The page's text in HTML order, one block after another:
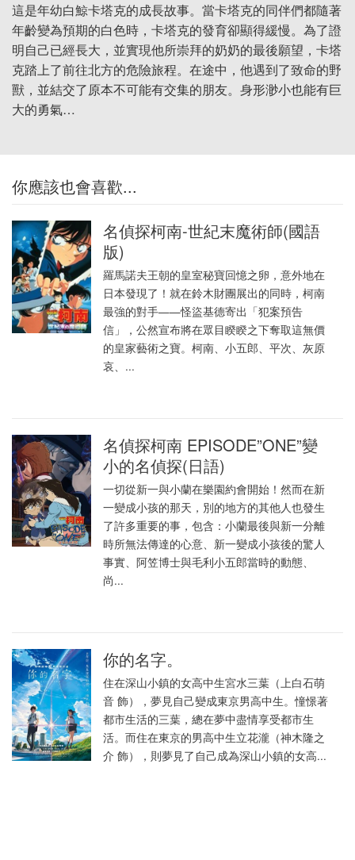
這是年幼白鯨卡塔克的成長故事。當卡塔克的同伴們都隨著
年齡變為預期的白色時，卡塔克的發育卻顯得緩慢。為了證
明自己已經長大，並實現他所崇拜的奶奶的最後願望，卡塔
克踏上了前往北方的危險旅程。在途中，他遇到了致命的野
獸，並結交了原本不可能有交集的朋友。身形渺小也能有巨
大的勇氣…
你應該也會喜歡...
名偵探柯南-世紀末魔術師(國語
版)
羅馬諾夫王朝的皇室秘寶回憶之卵，意外地在
日本發現了！就在鈴木財團展出的同時，柯南
最強的對手——怪盜基德寄出「犯案預告
信」，公然宣布將在眾目睽睽之下奪取這無價
的皇家藝術之寶。柯南、小五郎、平次、灰原
哀、...
名偵探柯南 EPISODE”ONE”變
小的名偵探(日語)
一切從新一與小蘭在樂園約會開始！然而在新
一變成小孩的那天，別的地方的其他人也發生
了許多重要的事，包含：小蘭最後與新一分離
時所無法傳達的心意、新一變成小孩後的驚人
事實、阿笠博士與毛利小五郎當時的動態、
尚...
你的名字。
住在深山小鎮的女高中生宮水三葉（上白石萌
音 飾），夢見自己變成東京男高中生。憧憬著
都市生活的三葉，總在夢中盡情享受都市生
活。而住在東京的男高中生立花瀧（神木隆之
介 飾），則夢見了自己成為深山小鎮的女高...